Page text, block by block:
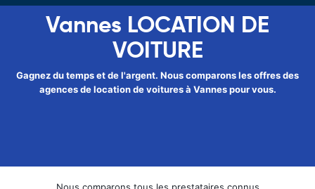
Vannes LOCATION DE
VOITURE
Gagnez du temps et de l'argent. Nous comparons les offres des
agences de location de voitures à Vannes pour vous.